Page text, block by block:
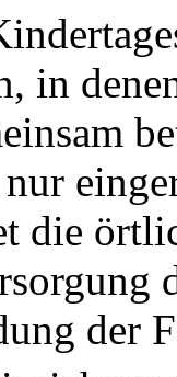
in
die
der